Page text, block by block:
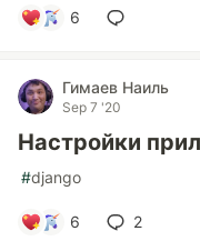
6
Гимаев Наиль
Sep 7 '20
Настройки
#django
6 2